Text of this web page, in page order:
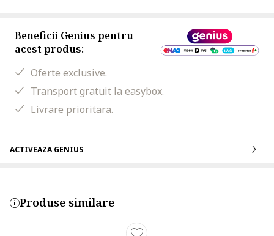
Beneficii Genius pentru
acest produs:
Oferte exclusive.
Transport gratuit la easybox.
Livrare prioritara.
ACTIVEAZA GENIUS
Produse similare